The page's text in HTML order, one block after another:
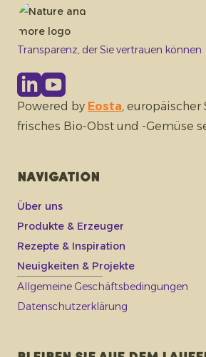
Transparenz, der Sie vertrauen können
Powered by Eosta, europäischer
frisches Bio-Obst und -Gemüse
Navigation
Über uns
Produkte & Erzeuger
Rezepte & Inspiration
Neuigkeiten & Projekte
Allgemeine Geschäftsbedingungen
Datenschutzerklärung